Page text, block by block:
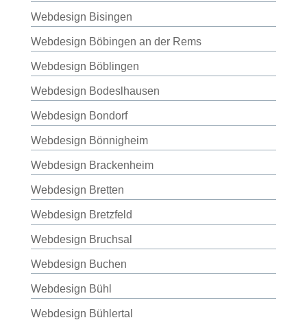
Webdesign Bisingen
Webdesign Böbingen an der Rems
Webdesign Böblingen
Webdesign Bodeslhausen
Webdesign Bondorf
Webdesign Bönnigheim
Webdesign Brackenheim
Webdesign Bretten
Webdesign Bretzfeld
Webdesign Bruchsal
Webdesign Buchen
Webdesign Bühl
Webdesign Bühlertal